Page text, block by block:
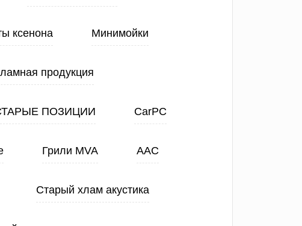
ксенона Минимойки
продукция
ПОЗИЦИИ CarPC
Грили MVA ААС
Старый хлам акустика